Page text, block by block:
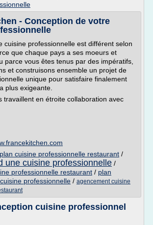
- Conception de votre
cuisine professionnelle est différent selon
que chaque pays a ses moeurs et
parce vous êtes tenus par des impératifs,
et construisons ensemble un projet de
unique pour satisfaire finalement
plus exigeante.
travaillent en étroite collaboration avec
plan cuisine professionnelle restaurant /
une cuisine professionnelle /
professionnelle restaurant / plan
professionnelle / agencement cuisine
cuisine professionnel